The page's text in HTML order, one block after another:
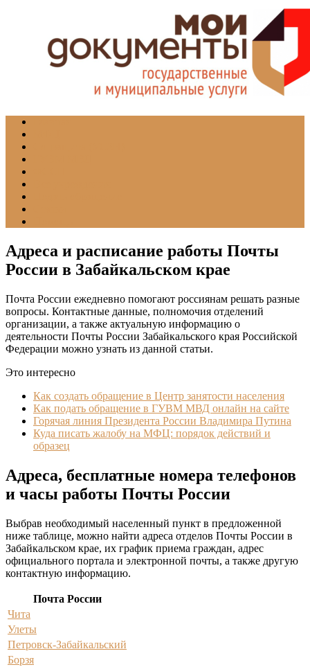
Адреса и расписание работы Почты
России в Забайкальском крае
Почта России ежедневно помогают россиянам решать разные
вопросы. Контактные данные, полномочия отделений
организации, а также актуальную информацию о
деятельности Почты России Забайкальского края Российской
Федерации можно узнать из данной статьи.
Это интересно
Как создать обращение в Центр занятости населения
Как подать обращение в ГУВМ МВД онлайн на сайте
Горячая линия Президента России Владимира Путина
Куда писать жалобу на МФЦ: порядок действий и
образец
Адреса, бесплатные номера телефонов
и часы работы Почты России
Выбрав необходимый населенный пункт в предложенной
ниже таблице, можно найти адреса отделов Почты России в
Забайкальском крае, их график приема граждан, адрес
официального портала и электронной почты, а также другую
контактную информацию.
Почта России
Чита
Улеты
Петровск-Забайкальский
Борзя